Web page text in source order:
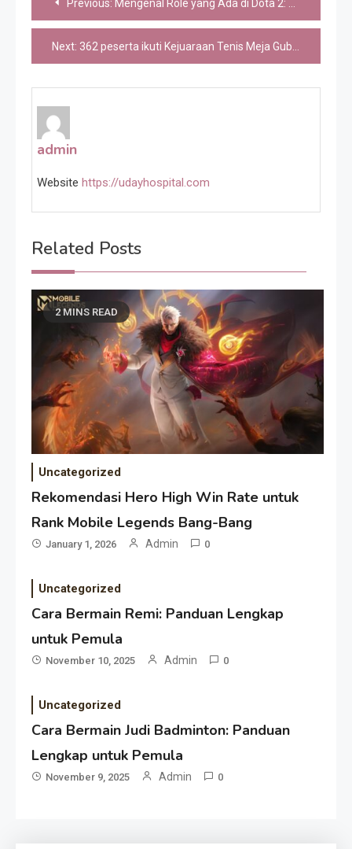
navigation
Previous: Mengenal Role yang Ada di Dota 2: Panduan Lengkap untuk Pemula dan Pro
Next: 362 peserta ikuti Kejuaraan Tenis Meja Gubernur Jateng Cup
admin
Website https://udayhospital.com
Related Posts
2 MINS READ
Uncategorized
Rekomendasi Hero High Win Rate untuk
Rank Mobile Legends Bang-Bang
January 1, 2026 Admin 0
Uncategorized
Cara Bermain Remi: Panduan Lengkap
untuk Pemula
November 10, 2025 Admin 0
Uncategorized
Cara Bermain Judi Badminton: Panduan
Lengkap untuk Pemula
November 9, 2025 Admin 0